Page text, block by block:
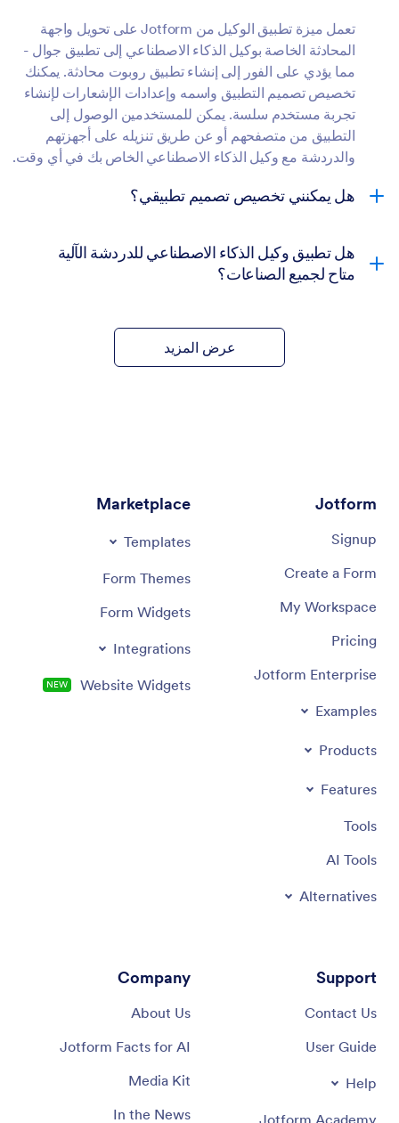
تعمل ميزة تطبيق الوكيل من Jotform على تحويل واجهة
المحادثة الخاصة بوكيل الذكاء الاصطناعي إلى تطبيق جوال -
مما يؤدي على الفور إلى إنشاء تطبيق روبوت محادثة. يمكنك
تخصيص تصميم التطبيق واسمه وإعدادات الإشعارات لإنشاء
تجربة مستخدم سلسة. يمكن للمستخدمين الوصول إلى
التطبيق من متصفحهم أو عن طريق تنزيله على أجهزتهم
والدردشة مع وكيل الذكاء الاصطناعي الخاص بك في أي وقت.
هل يمكنني تخصيص تصميم تطبيقي؟
هل تطبيق وكيل الذكاء الاصطناعي للدردشة الآلية
متاح لجميع الصناعات؟
عرض المزيد
Jotform
Signup
Create a Form
My Workspace
Pricing
Jotform Enterprise
Examples
Products
Features
Tools
AI Tools
Alternatives
Marketplace
Templates
Form Themes
Form Widgets
Integrations
Website Widgets
NEW
Support
Contact Us
User Guide
Help
Jotform Academy
Company
About Us
Jotform Facts for AI
Media Kit
In the News